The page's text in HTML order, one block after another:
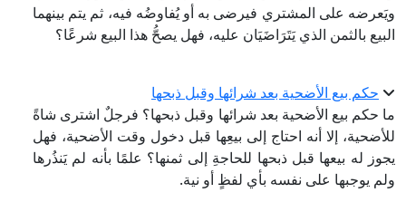
ويَعرضه على المشتري فيرضى به أو يُفاوضُه فيه، ثم يتم بينهما
البيع بالثمن الذي يَتَرَاضَيَان عليه، فهل يصحُّ هذا البيع شرعًا؟
حكم بيع الأضحية بعد شرائها وقبل ذبحها
ما حكم بيع الأضحية بعد شرائها وقبل ذبحها؟ فرجلٌ اشترى شاةً
للأضحية، إلا أنه احتاج إلى بيعِها قبل دخول وقت الأضحية، فهل
يجوز له بيعها قبل ذبحها للحاجةِ إلى ثمنها؟ علمًا بأنه لم يَنذُرها
ولم يوجبها على نفسه بأي لفظٍ أو نية.